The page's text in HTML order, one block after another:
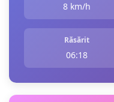
8 km/h
Răsărit
06:18